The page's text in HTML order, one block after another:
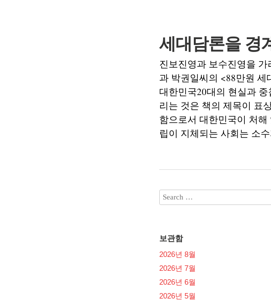
세대담론을 경
진보진영과 보수진영을
과 박권일씨의 <88만원
대한민국20대의 현실과
리는 것은 책의 제목이 표
함으로서 대한민국이 처
립이 지체되는 사회는 소
보관함
2026년 8월
2026년 7월
2026년 6월
2026년 5월